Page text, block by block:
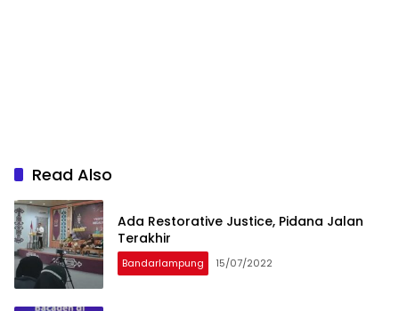
Read Also
Ada Restorative Justice, Pidana Jalan
Terakhir
Bandarlampung 15/07/2022